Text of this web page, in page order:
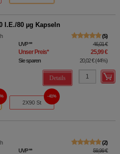
I.E./80 µg Kapseln
5
UVP** 46,01 €
Unser Preis* 25,99 €
Sie sparen 20,02 €(44%)
Details
2X90 St
41%
2
UVP** 59,99 €